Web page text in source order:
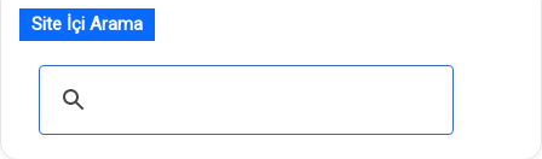
Site İçi Arama